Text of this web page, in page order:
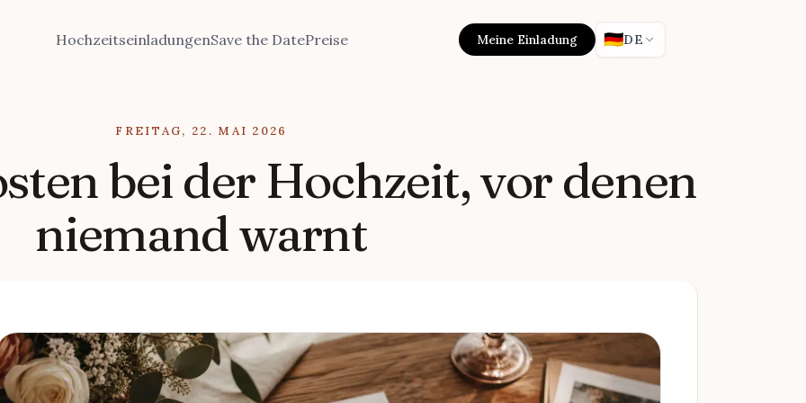
HochzeitseinladungenSave the DatePreise Meine Einladung 🇩🇪DE
FREITAG, 22. MAI 2026
bei der Hochzeit, vor denen
niemand warnt